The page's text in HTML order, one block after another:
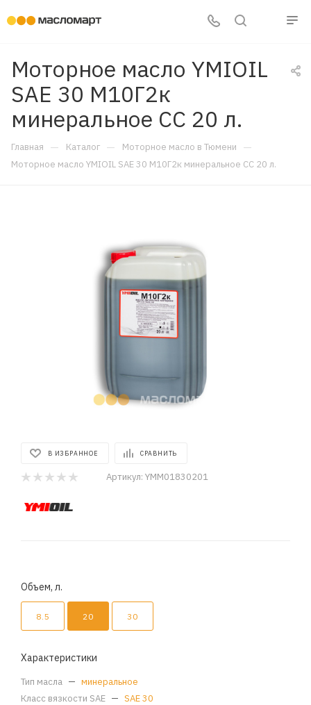
Моторное масло YMIOIL
SAE 30 М10Г2к
минеральное CC 20 л.
Главная — Каталог — Моторное масло в Тюмени —
Моторное масло YMIOIL SAE 30 М10Г2к минеральное CC 20 л.
В ИЗБРАННОЕ СРАВНИТЬ
Артикул: YMM01830201
Объем, л.
8.5 20 30
Характеристики
Тип масла — минеральное
Класс вязкости SAE — SAE 30